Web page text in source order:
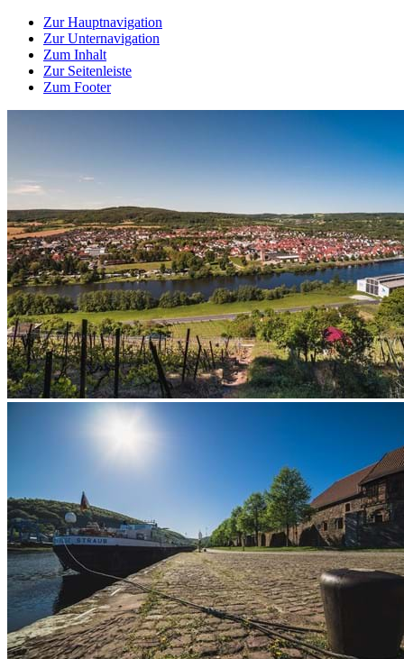
Zur Hauptnavigation
Zur Unternavigation
Zum Inhalt
Zur Seitenleiste
Zum Footer